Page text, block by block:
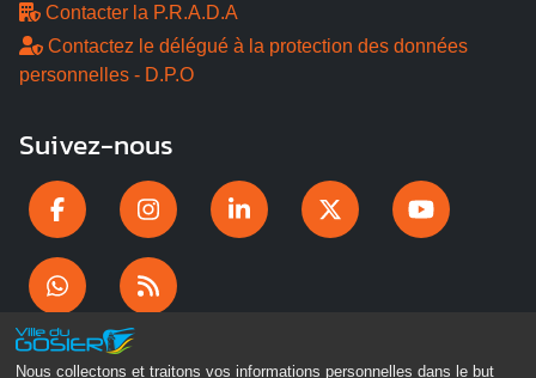
Nous collectons et traitons vos informations personnelles dans le but
Contacter la P.R.A.D.A
Contactez le délégué à la protection des données
personnelles - D.P.O
Suivez-nous